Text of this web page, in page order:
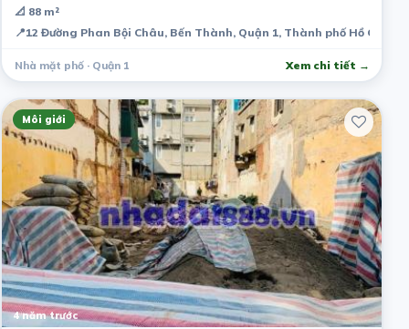
📐 88 m²
📍12 Đường Phan Bội Châu, Bến Thành, Quận 1, Thành phố Hồ Chí
Nhà mặt phố · Quận 1 Xem chi tiết →
Môi giới
4 năm trước